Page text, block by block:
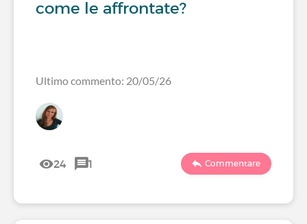
come le affrontate?
Ultimo commento: 20/05/26
24 1 Commentare